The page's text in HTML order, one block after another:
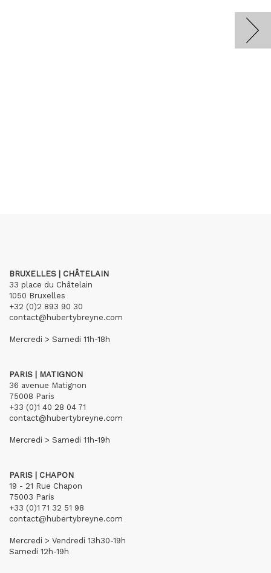
BRUXELLES | CHÂTELAIN
33 place du Châtelain
1050 Bruxelles
+32 (0)2 893 90 30
contact@hubertybreyne.com
Mercredi > Samedi 11h-18h
PARIS | MATIGNON
36 avenue Matignon
75008 Paris
+33 (0)1 40 28 04 71
contact@hubertybreyne.com
Mercredi > Samedi 11h-19h
PARIS | CHAPON
19 - 21 Rue Chapon
75003 Paris
+33 (0)1 71 32 51 98
contact@hubertybreyne.com
Mercredi > Vendredi 13h30-19h
Samedi 12h-19h